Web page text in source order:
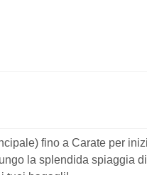
fino a Carate per
la splendida spiaggia